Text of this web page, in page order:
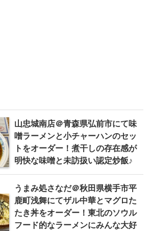
山忠城南店＠青森県弘前市にて味
噌ラーメンと小チャーハンのセッ
トをオーダー！煮干しの存在感が
明快な味噌と未訪扱い認定炒飯♪
うまみ処さなだ＠秋田県横手市平
鹿町浅舞にてザル中華とマグロた
たき丼をオーダー！東北のソウル
フード的なラーメンにみんな大好